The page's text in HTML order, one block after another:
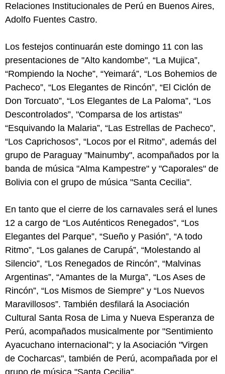
Relaciones Institucionales de Perú en Buenos Aires,
Adolfo Fuentes Castro.
Los festejos continuarán este domingo 11 con las
presentaciones de "Alto kandombe", “La Mujica”,
“Rompiendo la Noche”, “Yeimará”, “Los Bohemios de
Pacheco”, “Los Elegantes de Rincón”, “El Ciclón de
Don Torcuato”, “Los Elegantes de La Paloma”, “Los
Descontrolados”, "Comparsa de los artistas"
“Esquivando la Malaria”, “Las Estrellas de Pacheco”,
“Los Caprichosos”, “Locos por el Ritmo”, además del
grupo de Paraguay "Mainumby", acompañados por la
banda de música "Alma Kampestre" y "Caporales" de
Bolivia con el grupo de música "Santa Cecilia".
En tanto que el cierre de los carnavales será el lunes
12 a cargo de “Los Auténticos Renegados”, “Los
Elegantes del Parque”, “Sueño y Pasión”, “A todo
Ritmo”, “Los galanes de Carupá”, “Molestando al
Silencio”, “Los Renegados de Rincón”, “Malvinas
Argentinas”, “Amantes de la Murga”, “Los Ases de
Rincón”, “Los Mismos de Siempre” y “Los Nuevos
Maravillosos”. También desfilará la Asociación
Cultural Santa Rosa de Lima y Nueva Esperanza de
Perú, acompañados musicalmente por "Sentimiento
Ayacuchano internacional"; y la Asociación "Virgen
de Cocharcas", también de Perú, acompañada por el
grupo de música "Santa Cecilia".